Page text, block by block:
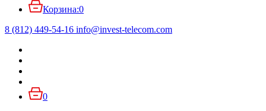
Корзина:0
8 (812) 449-54-16 info@invest-telecom.com
0